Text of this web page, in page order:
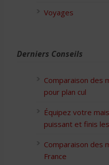
Voyages
Derniers Conseils
Comparaison des
pour plan cul
Équipez votre
puissant et finis
Comparaison des
France